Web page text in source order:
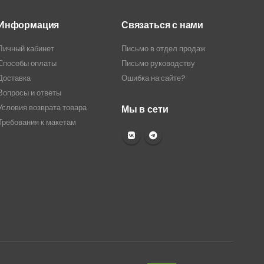
кабинет
оплаты
и ответы
возврата товара
к макетам
Связаться с нами
Письмо в отдел продаж
Письмо руководству
Ошибка на сайте?
Мы в сети